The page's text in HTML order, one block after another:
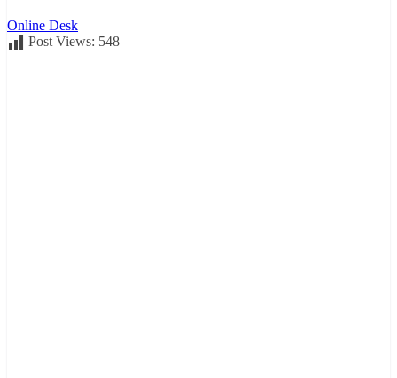
Online Desk
Post Views: 548